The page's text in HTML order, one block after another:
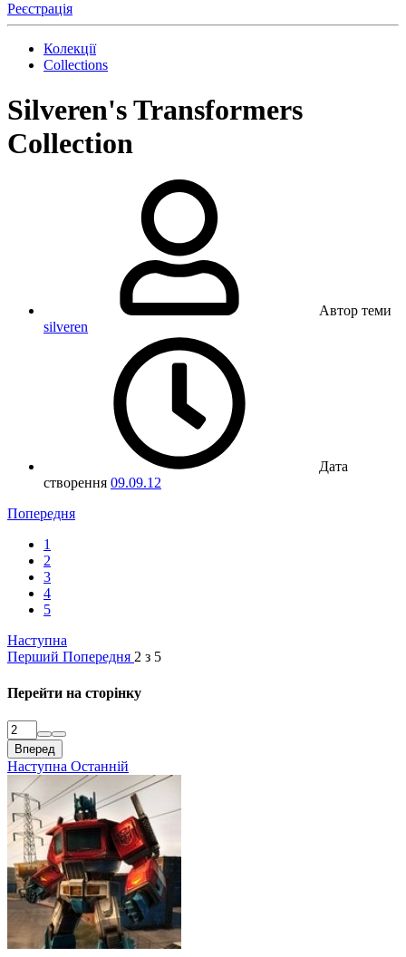
Реєстрація
Колекції
Collections
Silveren's Transformers
Collection
Автор теми
silveren
Дата
створення 09.09.12
Попередня
1
2
3
4
5
Наступна
Перший Попередня 2 з 5
Перейти на сторінку
Вперед
Наступна Останній